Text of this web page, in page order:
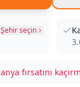
Şehir seçin
fırsatını